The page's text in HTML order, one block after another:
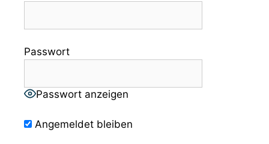
Passwort
Passwort anzeigen
Angemeldet bleiben